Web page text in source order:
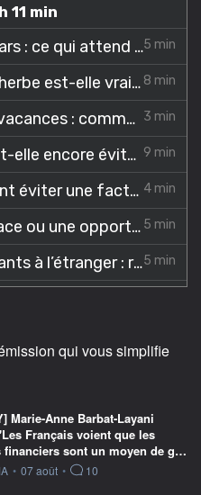
qui vous simplifie
Marie-Anne Barbat-Layani
Français voient que les
financiers sont un moyen de g…
fournie par
• 07 août • 10